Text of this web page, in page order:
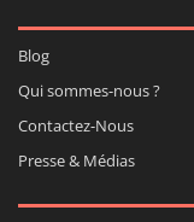
Blog
Qui sommes-nous ?
Contactez-Nous
Presse & Médias